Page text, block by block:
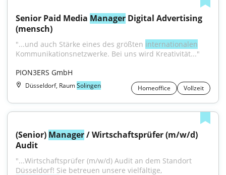
Senior Paid Media Manager Digital Advertising
(mensch)
"...und auch Stärke eines des größten internationalen
Kommunikationsnetzwerke. Bei uns wird Kreativität..."
PION3ERS GmbH
Düsseldorf, RaumSolingen Homeoffice Vollzeit
(Senior) Manager / Wirtschaftsprüfer (m/w/d)
Audit
"...Wirtschaftsprüfer (m/w/d) Audit an dem Standort